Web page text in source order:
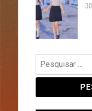
Pesquisar
por: